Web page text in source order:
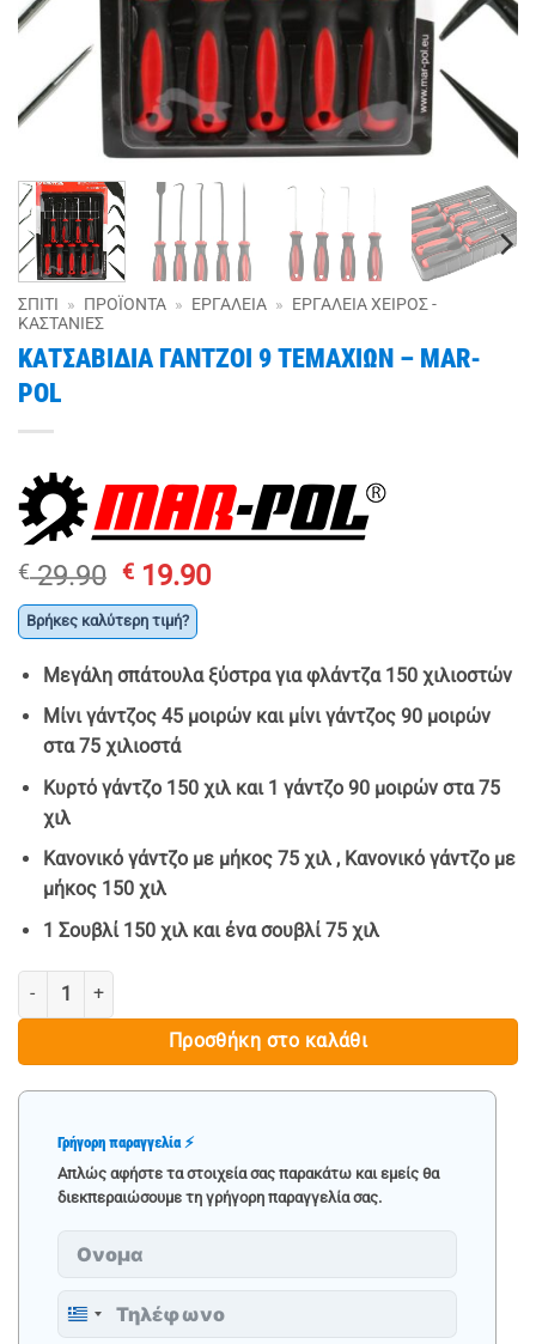
ΣΠΊΤΙ » ΠΡΟΪΌΝΤΑ » ΕΡΓΑΛΕΊΑ » ΕΡΓΑΛΕΊΑ ΧΕΙΡΌΣ -
ΚΑΣΤΆΝΙΕΣ
ΚΑΤΣΑΒΙΔΙΑ ΓΑΝΤΖΟΙ 9 ΤΕΜΑΧΙΩΝ – MAR-
POL
€29.90 Original
price
was:
€ 29.90.
€ 19.90Η
είναι:
€ 19.90.
Βρήκες καλύτερη τιμή?
Μεγάλη σπάτουλα ξύστρα για φλάντζα 150 χιλιοστών
Μίνι γάντζος 45 μοιρών και μίνι γάντζος 90 μοιρών
στα 75 χιλιοστά
Κυρτό γάντζο 150 χιλ και 1 γάντζο 90 μοιρών στα 75
χιλ
Κανονικό γάντζο με μήκος 75 χιλ , Κανονικό γάντζο με
μήκος 150 χιλ
1 Σουβλί 150 χιλ και ένα σουβλί 75 χιλ
ΚΑΤΣΑΒΙΔΙΑ ΓΑΝΤΖΟΙ 9 ΤΕΜΑΧΙΩΝ - MAR-POL ποσότητα
Προσθήκη στο καλάθι
Γρήγορη παραγγελία ⚡
Απλώς αφήστε τα στοιχεία σας παρακάτω και εμείς θα
διεκπεραιώσουμε τη γρήγορη παραγγελία σας.
Greece